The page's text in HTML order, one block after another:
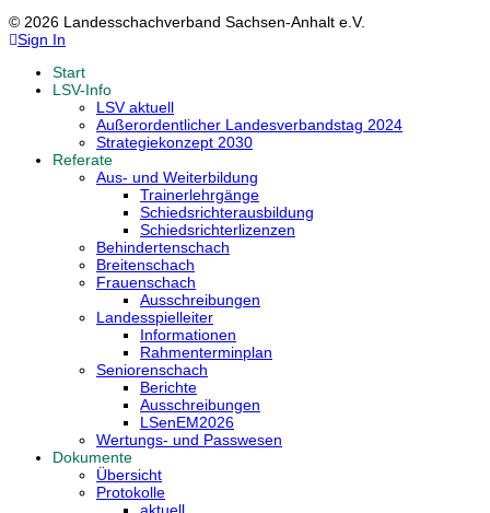
© 2026 Landesschachverband Sachsen-Anhalt e.V.
Sign In
Start
LSV-Info
LSV aktuell
Außerordentlicher Landesverbandstag 2024
Strategiekonzept 2030
Referate
Aus- und Weiterbildung
Trainerlehrgänge
Schiedsrichterausbildung
Schiedsrichterlizenzen
Behindertenschach
Breitenschach
Frauenschach
Ausschreibungen
Landesspielleiter
Informationen
Rahmenterminplan
Seniorenschach
Berichte
Ausschreibungen
LSenEM2026
Wertungs- und Passwesen
Dokumente
Übersicht
Protokolle